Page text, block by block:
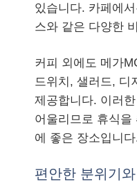
있습니다. 카페에
스와 같은 다양한
커피 외에도 메가
드위치, 샐러드, 디
제공합니다. 이러
어울리므로 휴식을
에 좋은 장소입니
편안한 분위기